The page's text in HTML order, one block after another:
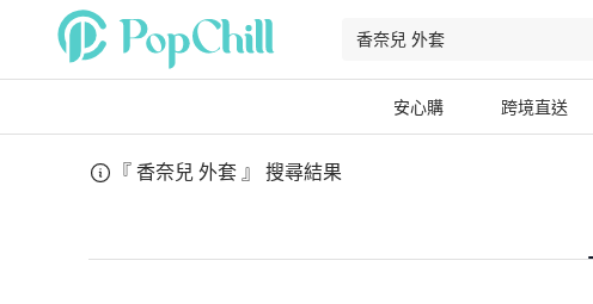
安心購 跨境直送
『 香奈兒 外套 』 搜尋結果